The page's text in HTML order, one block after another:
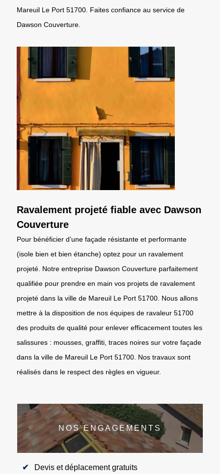
Mareuil Le Port 51700. Faites confiance au service de
Dawson Couverture.
Ravalement projeté fiable avec Dawson
Couverture
Pour bénéficier d’une façade résistante et performante
(isole bien et bien étanche) optez pour un ravalement
projeté. Notre entreprise Dawson Couverture parfaitement
qualifiée pour prendre en main vos projets de ravalement
projeté dans la ville de Mareuil Le Port 51700. Nous allons
mettre à la disposition de nos équipes de ravaleur 51700
des produits de qualité pour enlever efficacement toutes les
salissures : mousses, graffiti, traces noires sur votre façade
dans la ville de Mareuil Le Port 51700. Nos travaux sont
réalisés dans le respect des règles en vigueur.
NOS ENGAGEMENTS
Devis et déplacement gratuits